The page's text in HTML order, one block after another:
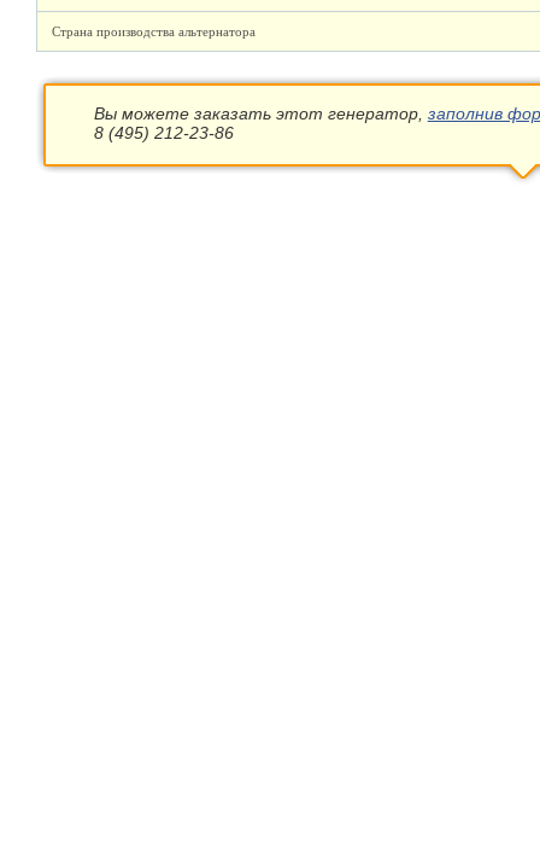
Страна производства альтернатора
Вы можете заказать этот генератор, заполнив
8 (495) 212-23-86